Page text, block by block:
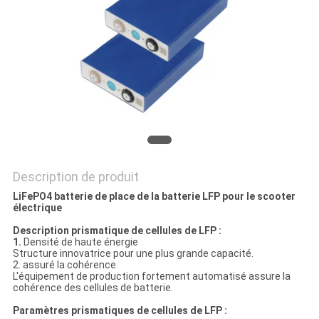
PRIVACY
POLICY
Description de produit
LiFePO4 batterie de place de la batterie LFP pour le scooter
électrique
Description prismatique de cellules de LFP :
1. Densité de haute énergie
Structure innovatrice pour une plus grande capacité.
2. assuré la cohérence
L'équipement de production fortement automatisé assure la
cohérence des cellules de batterie.
Paramètres prismatiques de cellules de LFP :